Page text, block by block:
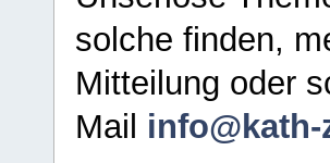
solche finden,
Mitteilung oder
Mail